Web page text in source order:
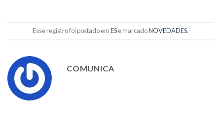
Esse registro foi postado emESe marcadoNOVEDADES.
COMUNICA